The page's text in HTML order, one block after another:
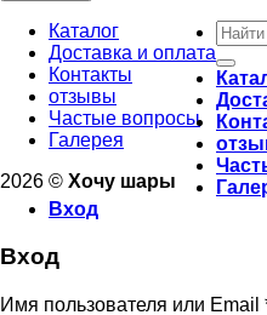
"Зелёный
градиент"
46см
Каталог
Доставка и оплата
Контакты
отзывы
Частые вопросы
Галерея
2026 © Хочу шары
Вход
Вход
Имя пользователя или Email